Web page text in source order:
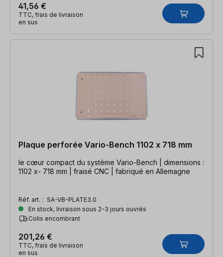
41,56 €
TTC, frais de livraison
en sus
Plaque perforée Vario-Bench 1102 x 718 mm
le cœur compact du système Vario-Bench | dimensions :
1102 x- 718 mm | fraisé CNC | fabriqué en Allemagne
Réf. art. : SA-VB-PLATE3.0
En stock, livraison sous 2-3 jours ouvrés
Colis encombrant
201,26 €
TTC, frais de livraison
en sus